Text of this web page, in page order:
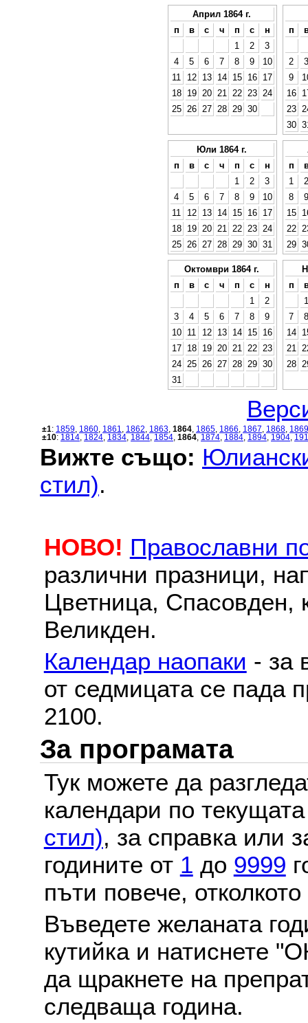
Април 1864 г.
п
в с ч п с
н
1
2
3
4
5 6 7 8 9
10
11
12 13 14 15 16
17
18
19 20 21 22 23
24
25
26 27 28 29 30
п
2
3
9
16
23
30
Юли 1864 г.
п
в с ч п с
н
1
2
3
4
5 6 7 8 9
10
11
12 13 14 15 16
17
18
19 20 21 22 23
24
25
26 27 28 29 30 31
п
1
2
8
9
15
22
29
Октомври 1864 г.
п
в с ч п с
н
1
2
3
4 5 6 7 8
9
10
11 12 13 14 15
16
17
18 19 20 21 22
23
24
25 26 27 28 29 30
31
п
1
7
8
14
21
28
±1: 1859 1860 1861 1862 1863 1864 1865 1866 1867 1868 1869
±10: 1814 1824 1834 1844 1854 1864 1874 1884 1894 1904
Вижте също:
стил).
НОВО! Православни
различни празници,
Цветница, Спасовден,
Великден.
Календар наопаки - за
от седмицата се пада
2100.
За програмата
Тук можете да
календари по
стил), за справка или
годините от 1 до 9999
пъти повече,
Въведете желаната
кутийка и натиснете
да щракнете на
следваща година.